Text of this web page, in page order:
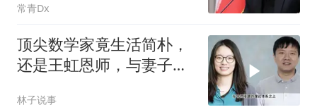
常青Dx
顶尖数学家竟生活简朴，
还是王虹恩师，与妻子合
林子说事